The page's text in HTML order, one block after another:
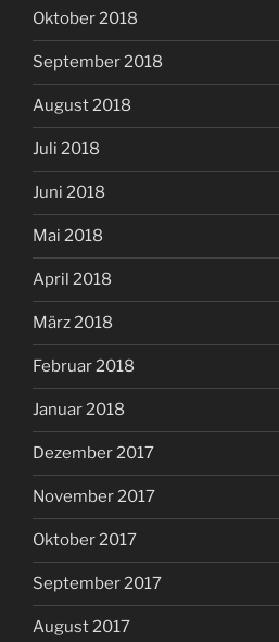
Oktober 2018
September 2018
August 2018
Juli 2018
Juni 2018
Mai 2018
April 2018
März 2018
Februar 2018
Januar 2018
Dezember 2017
November 2017
Oktober 2017
September 2017
August 2017